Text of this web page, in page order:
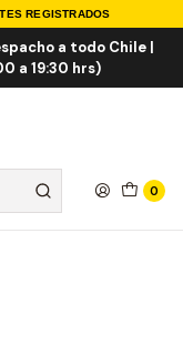
REGISTRADOS
a todo Chile |
a 19:30 hrs)
0